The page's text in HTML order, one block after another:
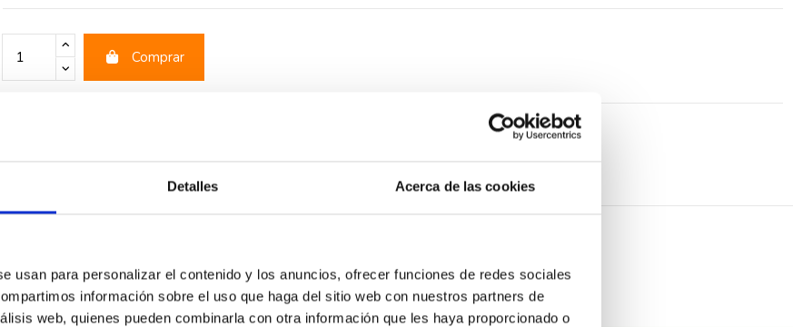
Detalles Acerca de las cookies
usan para personalizar el contenido y los anuncios, ofrecer funciones de redes sociales
información sobre el uso que haga del sitio web con nuestros partners de
web, quienes pueden combinarla con otra información que les haya proporcionado o
Comprar